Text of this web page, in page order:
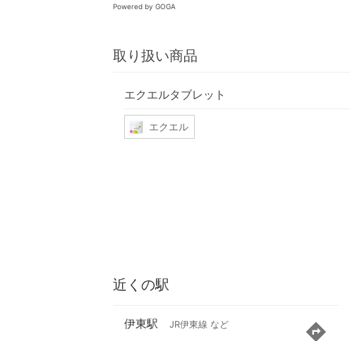
Powered by GOGA
取り扱い商品
エクエルタブレット
エクエル
近くの駅
伊東駅 JR伊東線 など